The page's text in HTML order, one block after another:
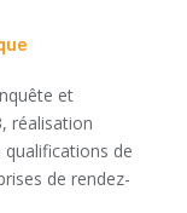
et
réalisation
qualifications de
de rendez-